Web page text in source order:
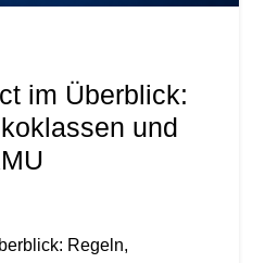
im Überblick:
und
Regeln,